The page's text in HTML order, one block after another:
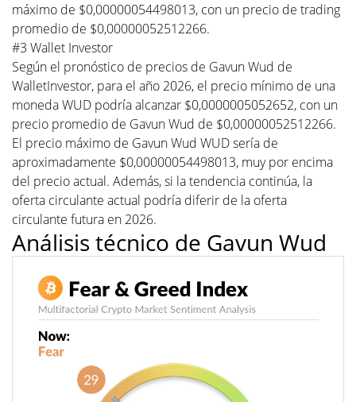
máximo de $0,00000054498013, con un precio de trading
promedio de $0,00000052512266.
#3 Wallet Investor
Según el pronóstico de precios de Gavun Wud de
WalletInvestor, para el año 2026, el precio mínimo de una
moneda WUD podría alcanzar $0,0000005052652, con un
precio promedio de Gavun Wud de $0,00000052512266.
El precio máximo de Gavun Wud WUD sería de
aproximadamente $0,00000054498013, muy por encima
del precio actual. Además, si la tendencia continúa, la
oferta circulante actual podría diferir de la oferta
circulante futura en 2026.
Análisis técnico de Gavun Wud